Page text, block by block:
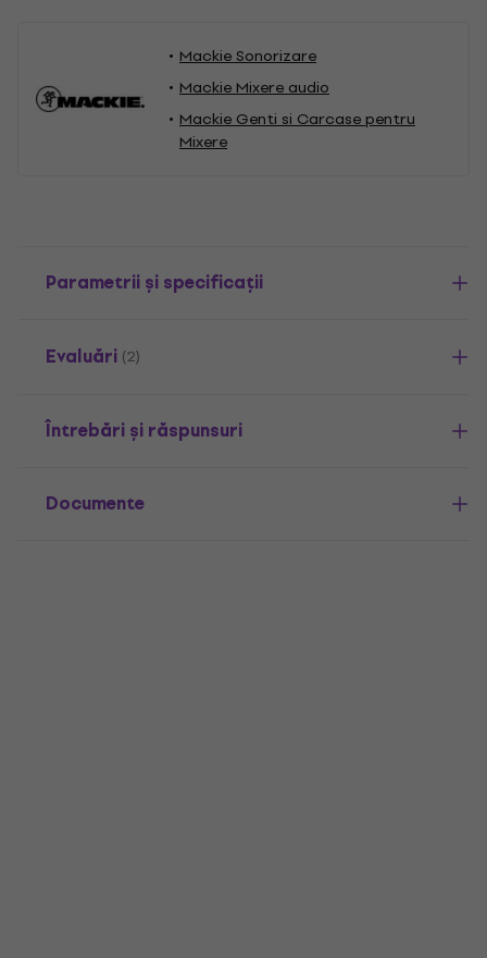
Mackie Sonorizare
Mackie Mixere audio
Mackie Genti si Carcase pentru
Mixere
Parametrii și specificații
Evaluări (2)
Întrebări și răspunsuri
Documente